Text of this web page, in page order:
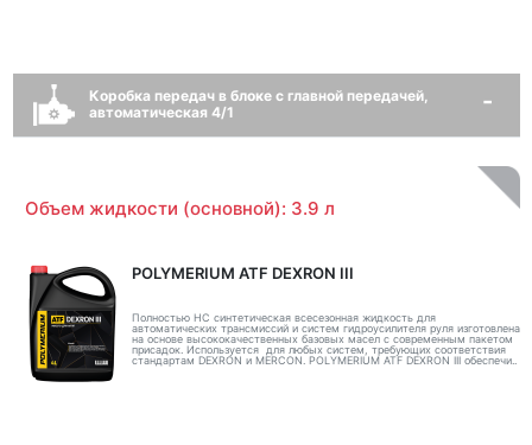
Коробка передач в блоке с главной передачей,
автоматическая 4/1
Объем жидкости (основной): 3.9 л
POLYMERIUM ATF DEXRON III
Полностью НС синтетическая всесезонная жидкость для
автоматических трансмиссий и систем гидроусилителя руля изготовлена
на основе высококачественных базовых масел с современным пакетом
присадок. Используется для любых систем, требующих соответствия
стандартам DEXRON и MERCON. POLYMERIUM ATF DEXRON III обеспечи..